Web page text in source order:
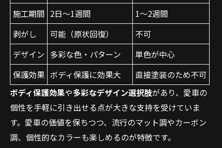
施工期間 2日〜1週間
1〜2週間
剥がし
可能（原状回復）
不可
デザイン 多彩な色・パターン
単色が中心
保護効果 ボディ保護に効果大
直接塗装のため不可
ボディ保護効果や多彩なデザイン選択肢があり、愛車の
個性を手軽に引き出せる点が大きな支持を受けていま
す。愛車の価値を保ちつつ、流行のマット調やカーボン
調、個性的なカラーも楽しめるのが特徴です。